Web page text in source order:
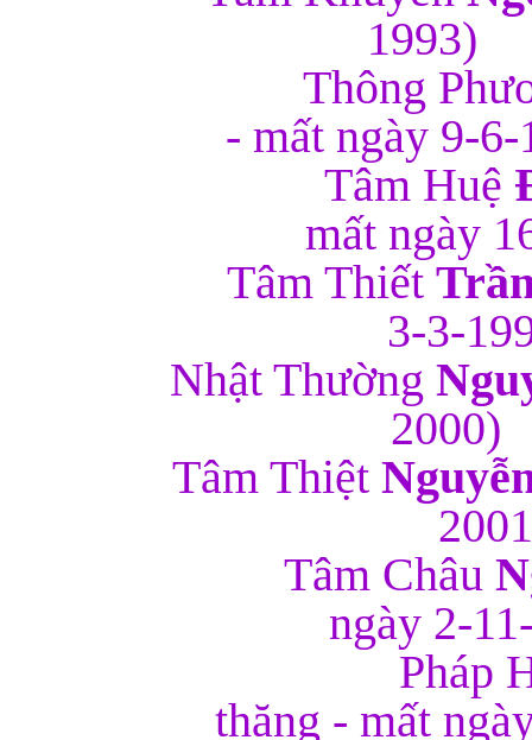
Thông
- mất
Tâm Huệ
mất
Tâm Thiết
3-
Nhật Thường
Tâm Thiệt
Tâm Châu
ngày
Pháp
thăng - mất